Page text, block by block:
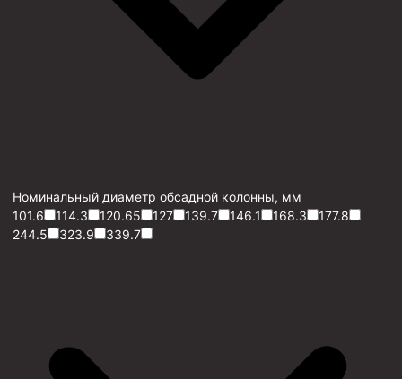
Номинальный диаметр обсадной колонны, мм
101.6
114.3 120.65 127 139.7 146.1 168.3
177.8
244.5
323.9 339.7